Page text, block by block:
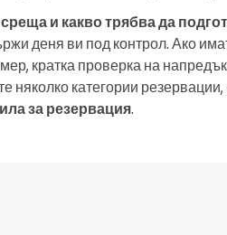
и какво трябва да
деня ви под контрол. Ако
кратка проверка на
няколко категории резервации,
за резервация.